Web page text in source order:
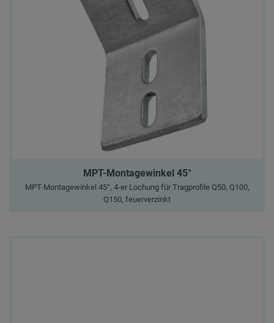
MPT-Montagewinkel 45°
MPT-Montagewinkel 45°, 4-er Lochung für Tragprofile Q50, Q100,
Q150, feuerverzinkt